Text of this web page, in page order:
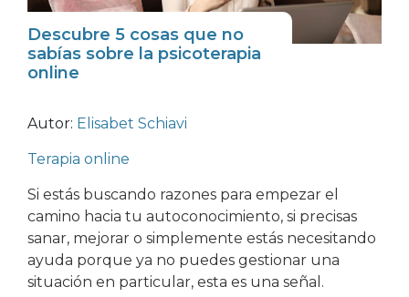
Descubre 5 cosas que no
sabías sobre la psicoterapia
online
Autor: Elisabet Schiavi
Terapia online
Si estás buscando razones para empezar el
camino hacia tu autoconocimiento, si precisas
sanar, mejorar o simplemente estás necesitando
ayuda porque ya no puedes gestionar una
situación en particular, esta es una señal.